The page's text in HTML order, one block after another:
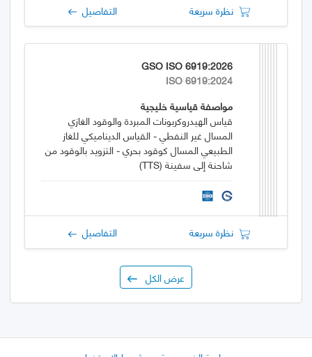
نظرة سريعة التفاصيل
GSO ISO 6919:2026
ISO 6919:2024
مواصفة قياسية خليجية
قياس الهيدروكربونات المبردة والوقود الغازي
المسال غير النفطي - القياس الديناميكي للغاز
الطبيعي المسال كوقود بحري - التزويد بالوقود من
شاحنة إلى سفينة (TTS)
نظرة سريعة التفاصيل
عرض الكل